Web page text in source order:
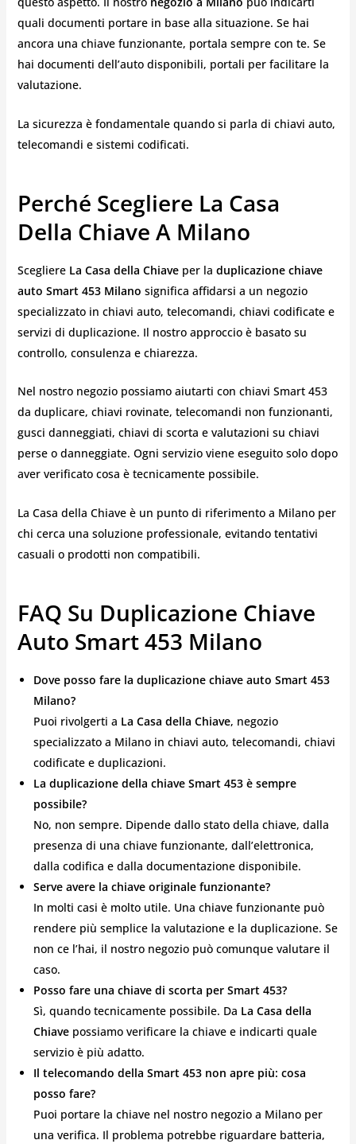
quali documenti portare in base alla situazione. Se hai
ancora una chiave funzionante, portala sempre con te. Se
hai documenti dell’auto disponibili, portali per facilitare la
valutazione.
La sicurezza è fondamentale quando si parla di chiavi auto,
telecomandi e sistemi codificati.
Perché Scegliere La Casa
Della Chiave A Milano
Scegliere La Casa della Chiaveper la duplicazione chiave
auto Smart 453 Milano significa affidarsi a un negozio
specializzato in chiavi auto, telecomandi, chiavi codificate e
servizi di duplicazione. Il nostro approccio è basato su
controllo, consulenza e chiarezza.
Nel nostro negozio possiamo aiutarti con chiavi Smart 453
da duplicare, chiavi rovinate, telecomandi non funzionanti,
gusci danneggiati, chiavi di scorta e valutazioni su chiavi
perse o danneggiate. Ogni servizio viene eseguito solo dopo
aver verificato cosa è tecnicamente possibile.
La Casa della Chiave è un punto di riferimento a Milano per
chi cerca una soluzione professionale, evitando tentativi
casuali o prodotti non compatibili.
FAQ Su Duplicazione Chiave
Auto Smart 453 Milano
Dove posso fare la duplicazione chiave auto Smart 453
Milano?
Puoi rivolgerti a La Casa della Chiave, negozio
specializzato a Milano in chiavi auto, telecomandi, chiavi
codificate e duplicazioni.
La duplicazione della chiave Smart 453 è sempre
possibile?
No, non sempre. Dipende dallo stato della chiave, dalla
presenza di una chiave funzionante, dall’elettronica,
dalla codifica e dalla documentazione disponibile.
Serve avere la chiave originale funzionante?
In molti casi è molto utile. Una chiave funzionante può
rendere più semplice la valutazione e la duplicazione. Se
non ce l’hai, il nostro negozio può comunque valutare il
caso.
Posso fare una chiave di scorta per Smart 453?
Sì, quando tecnicamente possibile. Da La Casa della
Chiavepossiamo verificare la chiave e indicarti quale
servizio è più adatto.
Il telecomando della Smart 453 non apre più: cosa
posso fare?
Puoi portare la chiave nel nostro negozio a Milano per
una verifica. Il problema potrebbe riguardare batteria,